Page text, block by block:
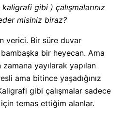
gibi ) çalışmalarınız
misiniz biraz?
verici. Bir süre duvar
bambaşka bir heyecan. Ama
yayılarak yapılan
ama bitince yaşadığınız
gibi çalışmalar sadece
temas ettiğim alanlar.